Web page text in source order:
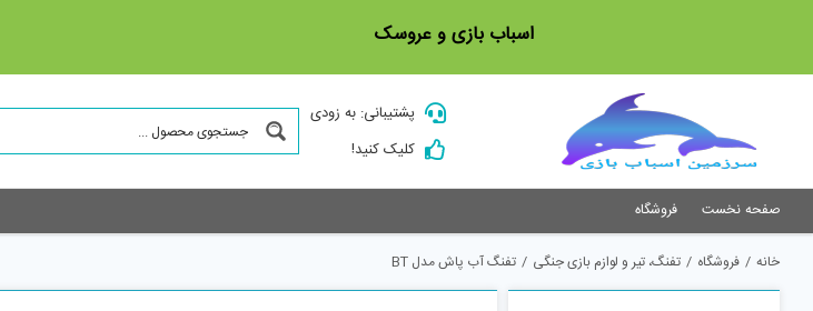
اسباب بازی و عروسک
پشتیبانی: به زودی
کلیک کنید!
صفحه نخست فروشگاه
خانه / فروشگاه / تفنگ، تیر و لوازم بازی جنگی / تفنگ آب پاش مدل BT